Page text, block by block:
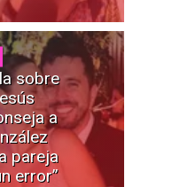
sobre
a
pareja
error”